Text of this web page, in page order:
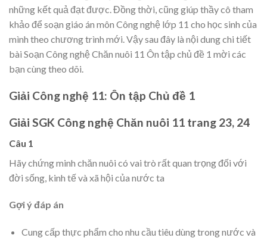
những kết quả đạt được. Đồng thời, cũng giúp thầy cô tham
khảo để soạn giáo án môn Công nghệ lớp 11 cho học sinh của
mình theo chương trình mới. Vậy sau đây là nội dung chi tiết
bài Soạn Công nghệ Chăn nuôi 11 Ôn tập chủ đề 1 mời các
bạn cùng theo dõi.
Giải Công nghệ 11: Ôn tập Chủ đề 1
Giải SGK Công nghệ Chăn nuôi 11 trang 23, 24
Câu 1
Hãy chứng minh chăn nuôi có vai trò rất quan trọng đối với
đời sống, kinh tế và xã hội của nước ta
Gợi ý đáp án
Cung cấp thực phẩm cho nhu cầu tiêu dùng trong nước và